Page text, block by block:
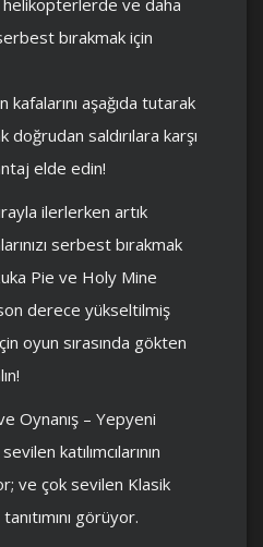
bırakmak için
kafalarını aşağıda tutarak
saldırılara karşı
elde edin!
ilerlerken artık
serbest bırakmak
Pie ve Holy Mine
derece yükseltilmiş
oyun sırasında gökten
Oynanış – Yepyeni
katılımcılarının
ve çok sevilen Klasik
görüyor.